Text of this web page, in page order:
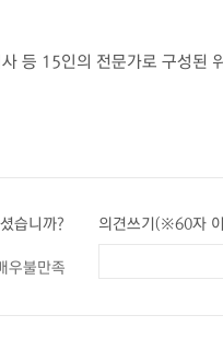
등 15인의 전문가로 구성된
습니까?
우불만족
의견쓰기(※60자